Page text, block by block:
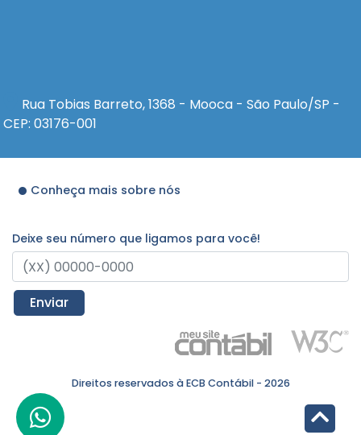
Rua Tobias Barreto, 1368 - Mooca - São Paulo/SP -
CEP: 03176-001
Conheça mais sobre nós
Deixe seu número que ligamos para você!
Enviar
Direitos reservados à ECB Contábil - 2026